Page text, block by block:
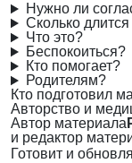
Нужно ли
Сколько
Что это?
Беспокоиться?
Кто помогает?
Родителям?
Кто подготовил
Авторство и
Автор материала
и редактор
Готовит и